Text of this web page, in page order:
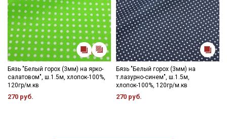
Бязь "Белый горох (3мм) на ярко-
салатовом", ш.1.5м, хлопок-100%,
120гр/м.кв
270 руб.
Бязь "Белый горох (3мм) на
т.лазурно-синем", ш.1.5м,
хлопок-100%, 120гр/м.кв
270 руб.